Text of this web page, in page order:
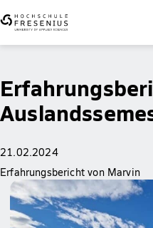
21.02.2024
Erfahrungsbericht von Marvin